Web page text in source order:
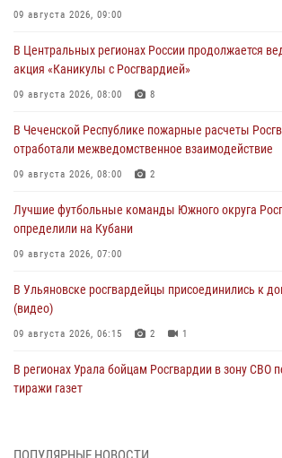
09 августа 2026, 09:00
В Центральных регионах России продолжается
акция «Каникулы с Росгвардией»
09 августа 2026, 08:00 8
В Чеченской Республике пожарные расчеты
отработали межведомственное взаимодействие
09 августа 2026, 08:00 2
Лучшие футбольные команды Южного округа
определили на Кубани
09 августа 2026, 07:00
В Ульяновске росгвардейцы присоединились к
(видео)
09 августа 2026, 06:15 2 1
В регионах Урала бойцам Росгвардии в зону СВО
тиражи газет
Росгвардейцы провели занятие по стрелковой